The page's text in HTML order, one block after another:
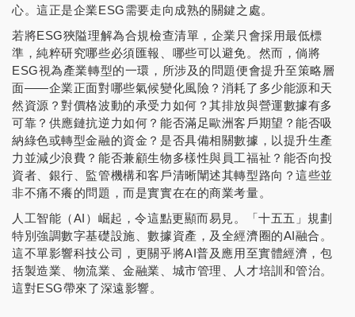
心。這正是企業ESG需要走向成熟的關鍵之處。
若將ESG狹隘理解為合規檢查清單，企業只會採用最低標
準，純粹研究哪些必須匯報、哪些可以避免。然而，倘將
ESG視為產業轉型的一環，所涉及的問題便會提升至策略層
面——企業正面對哪些氣候變化風險？消耗了多少能源和天
然資源？對價格波動的承受力如何？其排放與營運數據有多
可靠？供應鏈抗逆力如何？能否滿足歐洲客戶期望？能否吸
納綠色或轉型金融的資金？是否具備相關數據，以提升生產
力並減少浪費？能否兼顧生物多樣性與員工福祉？能否向投
資者、銀行、監管機構和客戶清晰闡述其轉型路向？這些並
非不痛不癢的問題，而是實實在在的商業考量。
人工智能（AI）崛起，令這點更顯而易見。「十五五」規劃
特別強調數字基礎設施、數據資產，及全經濟圈的AI融合。
這不單影響科技公司，更關乎將AI普及應用至實體經濟，包
括製造業、物流業、金融業、城市管理、人才培訓和管治。
這對ESG帶來了深遠影響。